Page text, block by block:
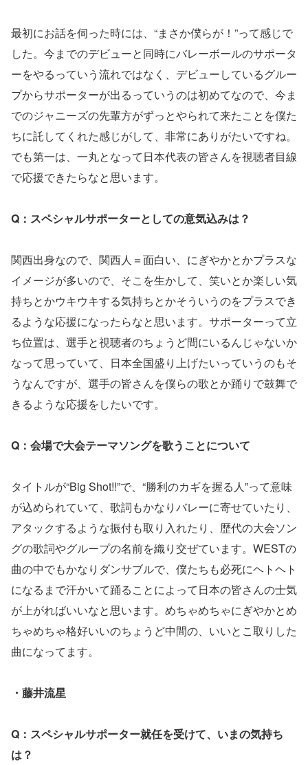
最初にお話を伺った時には、“まさか僕らが！”って感じで
した。今までのデビューと同時にバレーボールのサポータ
ーをやるっていう流れではなく、デビューしているグルー
プからサポーターが出るっていうのは初めてなので、今ま
でのジャニーズの先輩方がずっとやられて来たことを僕た
ちに託してくれた感じがして、非常にありがたいですね。
でも第一は、一丸となって日本代表の皆さんを視聴者目線
で応援できたらなと思います。
Q：スペシャルサポーターとしての意気込みは？
関西出身なので、関西人＝面白い、にぎやかとかプラスな
イメージが多いので、そこを生かして、笑いとか楽しい気
持ちとかウキウキする気持ちとかそういうのをプラスでき
るような応援になったらなと思います。サポーターって立
ち位置は、選手と視聴者のちょうど間にいるんじゃないか
なって思っていて、日本全国盛り上げたいっていうのもそ
うなんですが、選手の皆さんを僕らの歌とか踊りで鼓舞で
きるような応援をしたいです。
Q：会場で大会テーマソングを歌うことについて
タイトルが“Big Shot!!”で、“勝利のカギを握る人”って意味
が込められていて、歌詞もかなりバレーに寄せていたり、
アタックするような振付も取り入れたり、歴代の大会ソン
グの歌詞やグループの名前を織り交ぜています。WESTの
曲の中でもかなりダンサブルで、僕たちも必死にヘトヘト
になるまで汗かいて踊ることによって日本の皆さんの士気
が上がればいいなと思います。めちゃめちゃにぎやかとめ
ちゃめちゃ格好いいのちょうど中間の、いいとこ取りした
曲になってます。
・藤井流星
Q：スペシャルサポーター就任を受けて、いまの気持ち
は？